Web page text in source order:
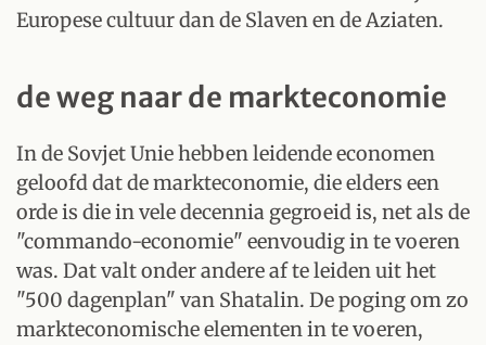
Europese cultuur dan de Slaven en de Aziaten.
de weg naar de markteconomie
In de Sovjet Unie hebben leidende economen
geloofd dat de markteconomie, die elders een
orde is die in vele decennia gegroeid is, net als de
"commando-economie" eenvoudig in te voeren
was. Dat valt onder andere af te leiden uit het
"500 dagenplan" van Shatalin. De poging om zo
markteconomische elementen in te voeren,